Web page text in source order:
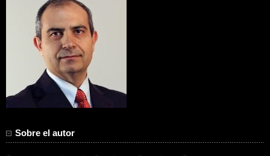
Sobre el autor